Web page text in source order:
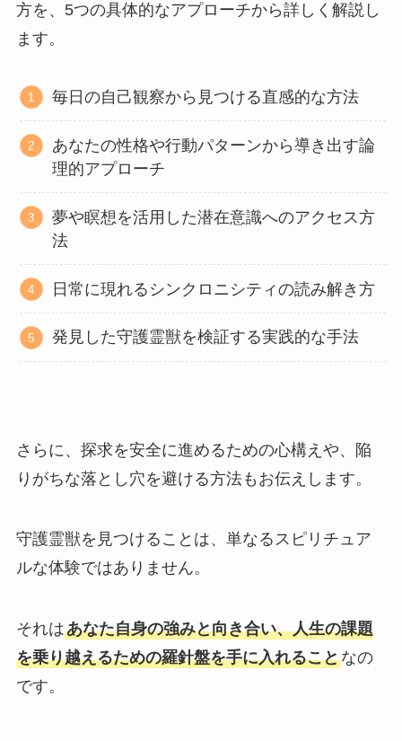
方を、5つの具体的なアプローチから詳しく解説し
ます。
毎日の自己観察から見つける直感的な方法
あなたの性格や行動パターンから導き出す論
理的アプローチ
夢や瞑想を活用した潜在意識へのアクセス方
法
日常に現れるシンクロニシティの読み解き方
発見した守護霊獣を検証する実践的な手法
さらに、探求を安全に進めるための心構えや、陥
りがちな落とし穴を避ける方法もお伝えします。
守護霊獣を見つけることは、単なるスピリチュア
ルな体験ではありません。
それはあなた自身の強みと向き合い、人生の課題
を乗り越えるための羅針盤を手に入れることなの
です。